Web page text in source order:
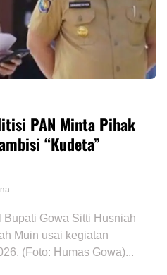
PAN Minta Pihak
“Kudeta”
Bupati Gowa Sitti Husniah
Muin usai kegiatan
(Foto: Humas Gowa)...